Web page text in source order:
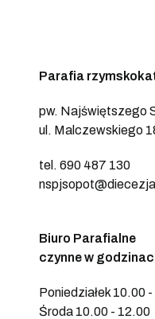
Parafia
pw. Najświętszego
ul. Malczewskiego
tel. 690 487 130
Biuro Parafialne
czynne w
Poniedziałek 10.00
Środa 10.00 - 12.00